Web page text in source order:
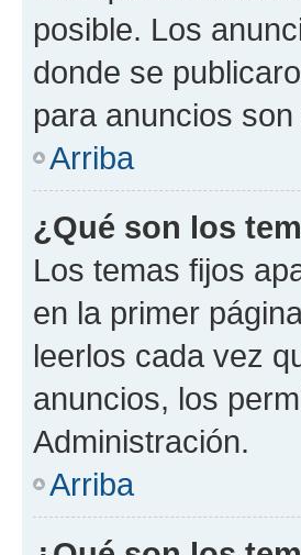
posible. Los
donde se
para anuncios
Arriba
¿Qué son los
Los temas fijos
en la primer
leerlos cada vez
anuncios, los
Administración.
Arriba